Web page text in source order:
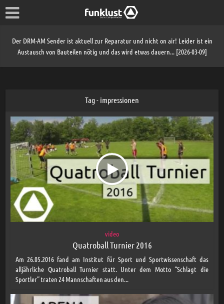
Der DRM-AM Sender ist aktuell zur Reparatur und nicht on air! Leider ist ein
Austausch von Bauteilen nötig und das wird etwas dauern... [2026-03-09]
Tag - impressionen
video
Quatroball Turnier 2016
Am 26.05.2016 fand am Institut für Sport und Sportwissenschaft das
alljährliche Quatroball Turnier statt. Unter dem Motto “Schlagt die
Sportler” traten 24 Mannschaften aus den...